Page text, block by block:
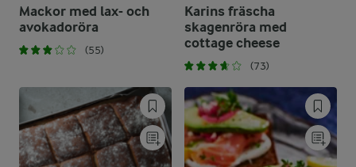
Mackor med lax- och
avokadoröra
(55)
Karins fräscha
skagenröra med
cottage cheese
(73)